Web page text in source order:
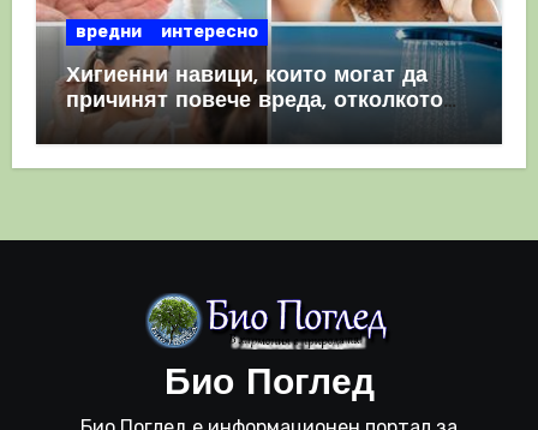
вредни интересно
Хигиенни навици, които могат да
причинят повече вреда, отколкото
полза
Био Поглед